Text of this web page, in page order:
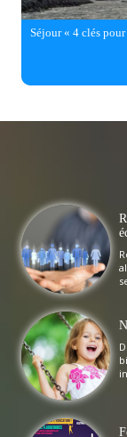
Séjour « 4 clés